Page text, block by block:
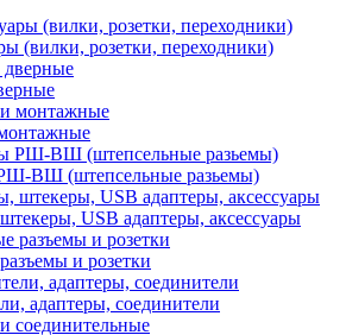
(вилки, розетки, переходники)
ВШ (штепсельные разьемы)
USB адаптеры, аксессуары
и розетки
адаптеры, соединители